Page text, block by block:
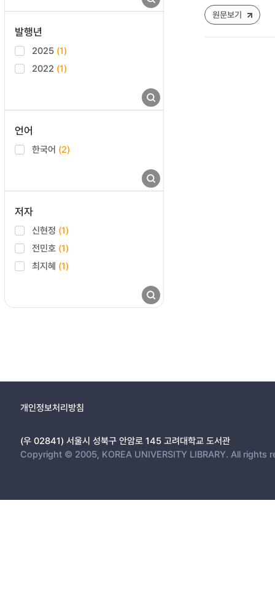
발행년
2025 (1)
2022 (1)
언어
한국어 (2)
저자
신현정 (1)
전민호 (1)
최지혜 (1)
원문보기
개인정보처리방침
(우 02841) 서울시 성북구 안암로 145 고려대학교 도서관
Copyright © 2005, KOREA UNIVERSITY LIBRARY. All rights